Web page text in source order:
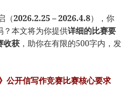
（2026.2.25 – 2026.4.8），你
？本文将为你提供详细的比赛要
收获 ，助你在有限的500字内，发
公开信写作竞赛比赛核心要求